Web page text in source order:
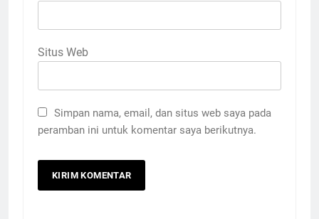
Situs Web
Simpan nama, email, dan situs web saya pada
peramban ini untuk komentar saya berikutnya.